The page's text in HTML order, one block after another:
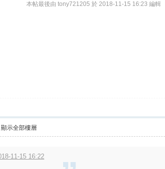
本帖最後由 tony721205 於 2018-11-15 16:23 編輯
顯示全部樓層
11-15 16:22